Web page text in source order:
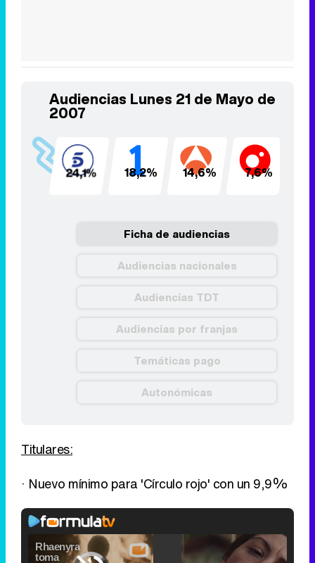
Audiencias Lunes 21 de Mayo de
2007
24,1% 18,2% 14,6% 7,6%
Ficha de audiencias
Audiencias nacionales
Audiencias TDT
Audiencias por franjas
Temáticas pago
Autonómicas
Titulares:
· Nuevo mínimo para 'Círculo rojo' con un 9,9%
Video